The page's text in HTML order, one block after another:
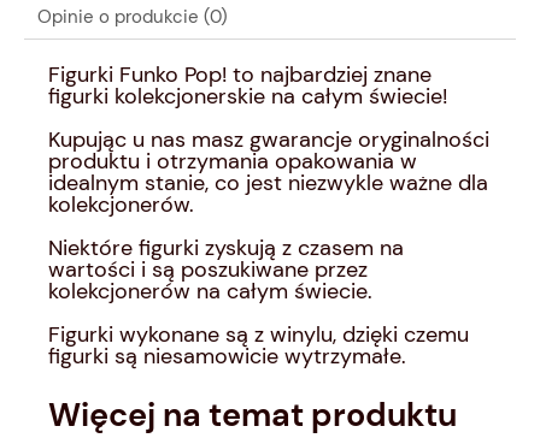
Opinie o produkcie (0)
Figurki Funko Pop! to najbardziej znane
figurki kolekcjonerskie na całym świecie!
Kupując u nas masz gwarancje oryginalności
produktu i otrzymania opakowania w
idealnym stanie, co jest niezwykle ważne dla
kolekcjonerów.
Niektóre figurki zyskują z czasem na
wartości i są poszukiwane przez
kolekcjonerów na całym świecie.
Figurki wykonane są z winylu, dzięki czemu
figurki są niesamowicie wytrzymałe.
Więcej na temat produktu